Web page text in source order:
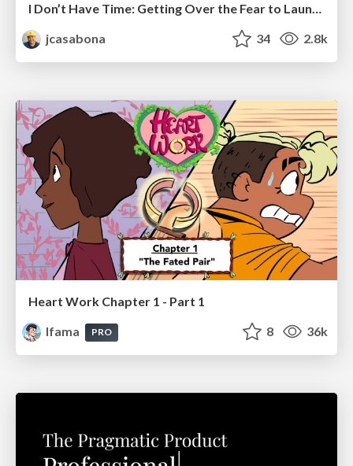
I Don’t Have Time: Getting Over the Fear to Launch Your Podcast
jcasabona
34 2.8k
Heart Work Chapter 1 - Part 1
lfama
PRO 8 36k